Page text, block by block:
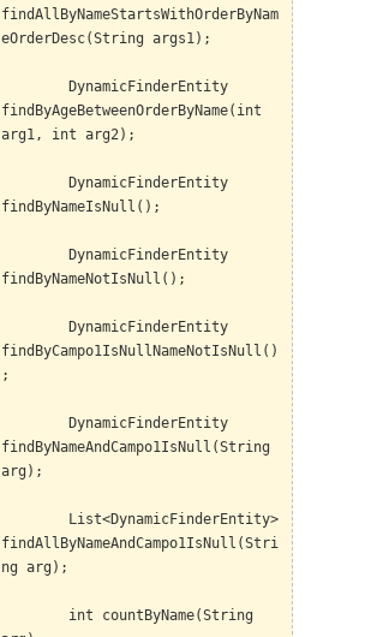
findAllByNameStartsWithOrderByNam
eOrderDesc(String args1);
DynamicFinderEntity
findByAgeBetweenOrderByName(int
arg1, int arg2);
DynamicFinderEntity
findByNameIsNull();
DynamicFinderEntity
findByNameNotIsNull();
DynamicFinderEntity
findByCampo1IsNullNameNotIsNull()
;
DynamicFinderEntity
findByNameAndCampo1IsNull(String
arg);
List<DynamicFinderEntity>
findAllByNameAndCampo1IsNull(Stri
ng arg);
int countByName(String